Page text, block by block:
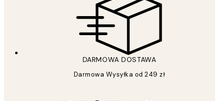
DARMOWA DOSTAWA
Darmowa Wysyłka od 249 zł